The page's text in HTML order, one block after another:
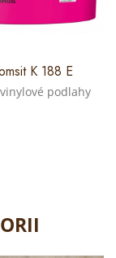
K 188 E
podlahy